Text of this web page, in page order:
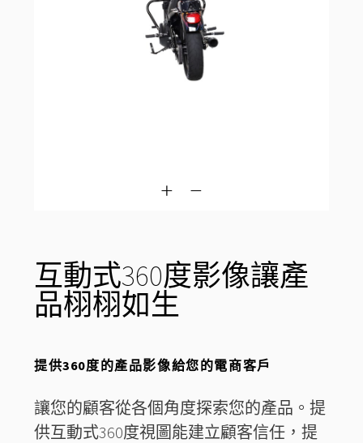
互動式360度影像讓產
品栩栩如生
提供360度的產品影像給您的電商客戶
讓您的顧客從各個角度探索您的產品。提
供互動式360度視圖能建立顧客信任，提